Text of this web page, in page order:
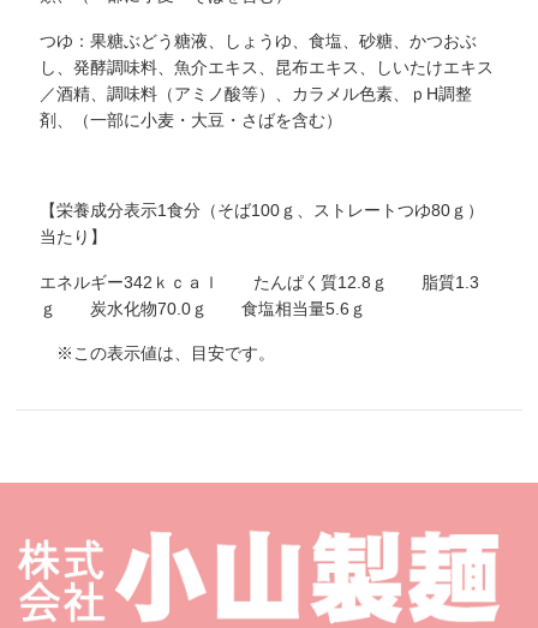
つゆ：果糖ぶどう糖液、しょうゆ、食塩、砂糖、かつおぶ
し、発酵調味料、魚介エキス、昆布エキス、しいたけエキス
／酒精、調味料（アミノ酸等）、カラメル色素、ｐH調整
剤、（一部に小麦・大豆・さばを含む）
【栄養成分表示1食分（そば100ｇ、ストレートつゆ80ｇ）
当たり】
エネルギー342ｋｃａｌ たんぱく質12.8ｇ 脂質1.3
ｇ 炭水化物70.0ｇ 食塩相当量5.6ｇ
※この表示値は、目安です。